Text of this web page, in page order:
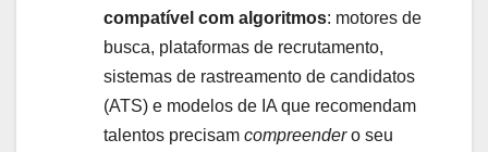
compatível com algoritmos: motores de
busca, plataformas de recrutamento,
sistemas de rastreamento de candidatos
(ATS) e modelos de IA que recomendam
talentos precisam compreendero seu